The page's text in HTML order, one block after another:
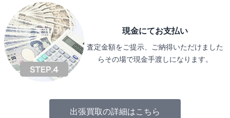
現金にてお支払い
査定金額をご提示、ご納得いただけました
らその場で現金手渡しになります。
出張買取の詳細はこちら